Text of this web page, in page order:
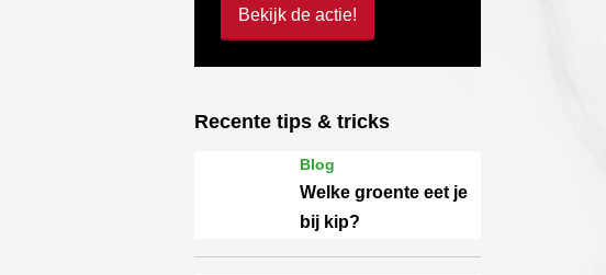
Bekijk de actie!
Recente tips & tricks
Blog
Welke groente eet je
bij kip?